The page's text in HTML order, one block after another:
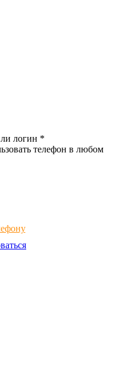
логин *
телефон в любом